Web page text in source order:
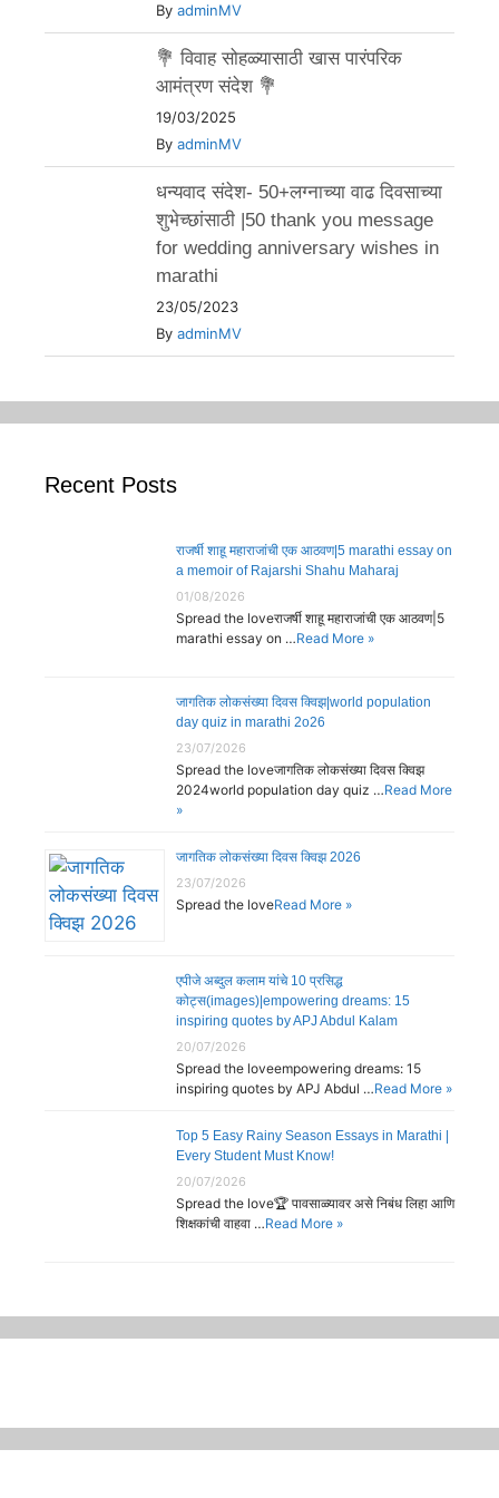
By adminMV
💐 विवाह सोहळ्यासाठी खास पारंपरिक
आमंत्रण संदेश 💐
19/03/2025
By adminMV
धन्यवाद संदेश- 50+लग्नाच्या वाढ दिवसाच्या
शुभेच्छांसाठी |50 thank you message
for wedding anniversary wishes in
marathi
23/05/2023
By adminMV
Recent Posts
राजर्षी शाहू महाराजांची एक आठवण|5 marathi essay on
a memoir of Rajarshi Shahu Maharaj
01/08/2026
Spread the loveराजर्षी शाहू महाराजांची एक आठवण|5
marathi essay on …Read More »
जागतिक लोकसंख्या दिवस क्विझ|world population
day quiz in marathi 2o26
23/07/2026
Spread the loveजागतिक लोकसंख्या दिवस क्विझ
2024world population day quiz …Read More
»
जागतिक लोकसंख्या दिवस क्विझ 2026
23/07/2026
Spread the loveRead More »
एपीजे अब्दुल कलाम यांचे 10 प्रसिद्ध
कोट्स(images)|empowering dreams: 15
inspiring quotes by APJ Abdul Kalam
20/07/2026
Spread the loveempowering dreams: 15
inspiring quotes by APJ Abdul …Read More »
Top 5 Easy Rainy Season Essays in Marathi |
Every Student Must Know!
20/07/2026
Spread the love🏆 पावसाळ्यावर असे निबंध लिहा आणि
शिक्षकांची वाहवा …Read More »